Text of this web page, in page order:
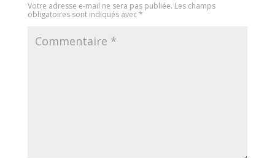
Votre adresse e-mail ne sera pas publiée. Les champs
obligatoires sont indiqués avec*